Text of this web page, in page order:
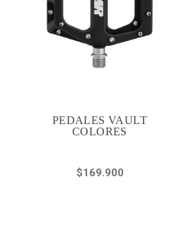
PEDALES VAULT
COLORES
$169.900